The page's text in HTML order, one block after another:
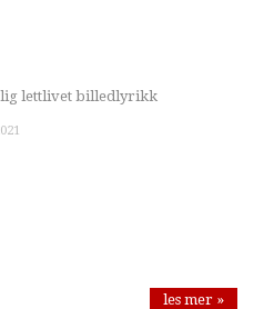
lettlivet billedlyrikk
les mer »